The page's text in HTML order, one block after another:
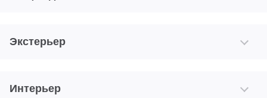
Экстерьер
Интерьер